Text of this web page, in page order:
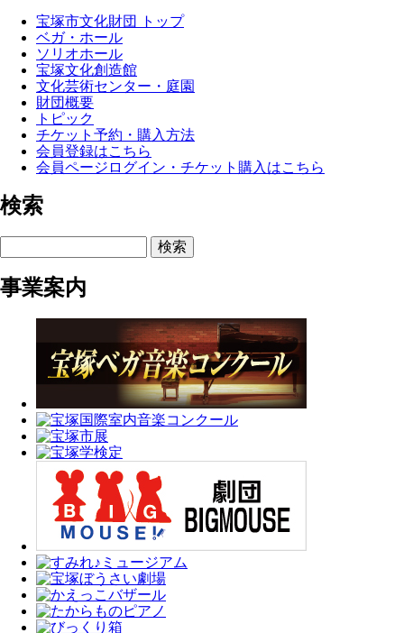
宝塚市文化財団 トップ
ベガ・ホール
ソリオホール
宝塚文化創造館
文化芸術センター・庭園
財団概要
トピック
チケット予約・購入方法
会員登録はこちら
会員ページログイン・チケット購入はこちら
検索
検索
事業案内